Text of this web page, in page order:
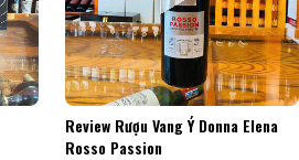
Review Rượu Vang Ý Donna Elena
Rosso Passion